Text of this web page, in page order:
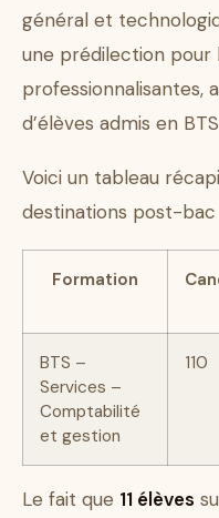
général et
une prédilection
professionnalisantes,
d’élèves admis en
Voici un tableau
destinations post-bac
Formation
BTS –
Services –
Comptabilité
et gestion
110
Le fait que 11 élèves